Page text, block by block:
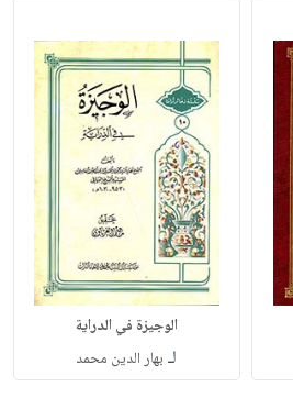
الوجيزة في الدراية
لـ بهار الدين محمد